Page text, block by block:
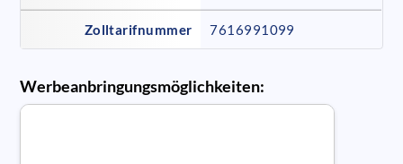
Zolltarifnummer 7616991099
Werbeanbringungsmöglichkeiten: